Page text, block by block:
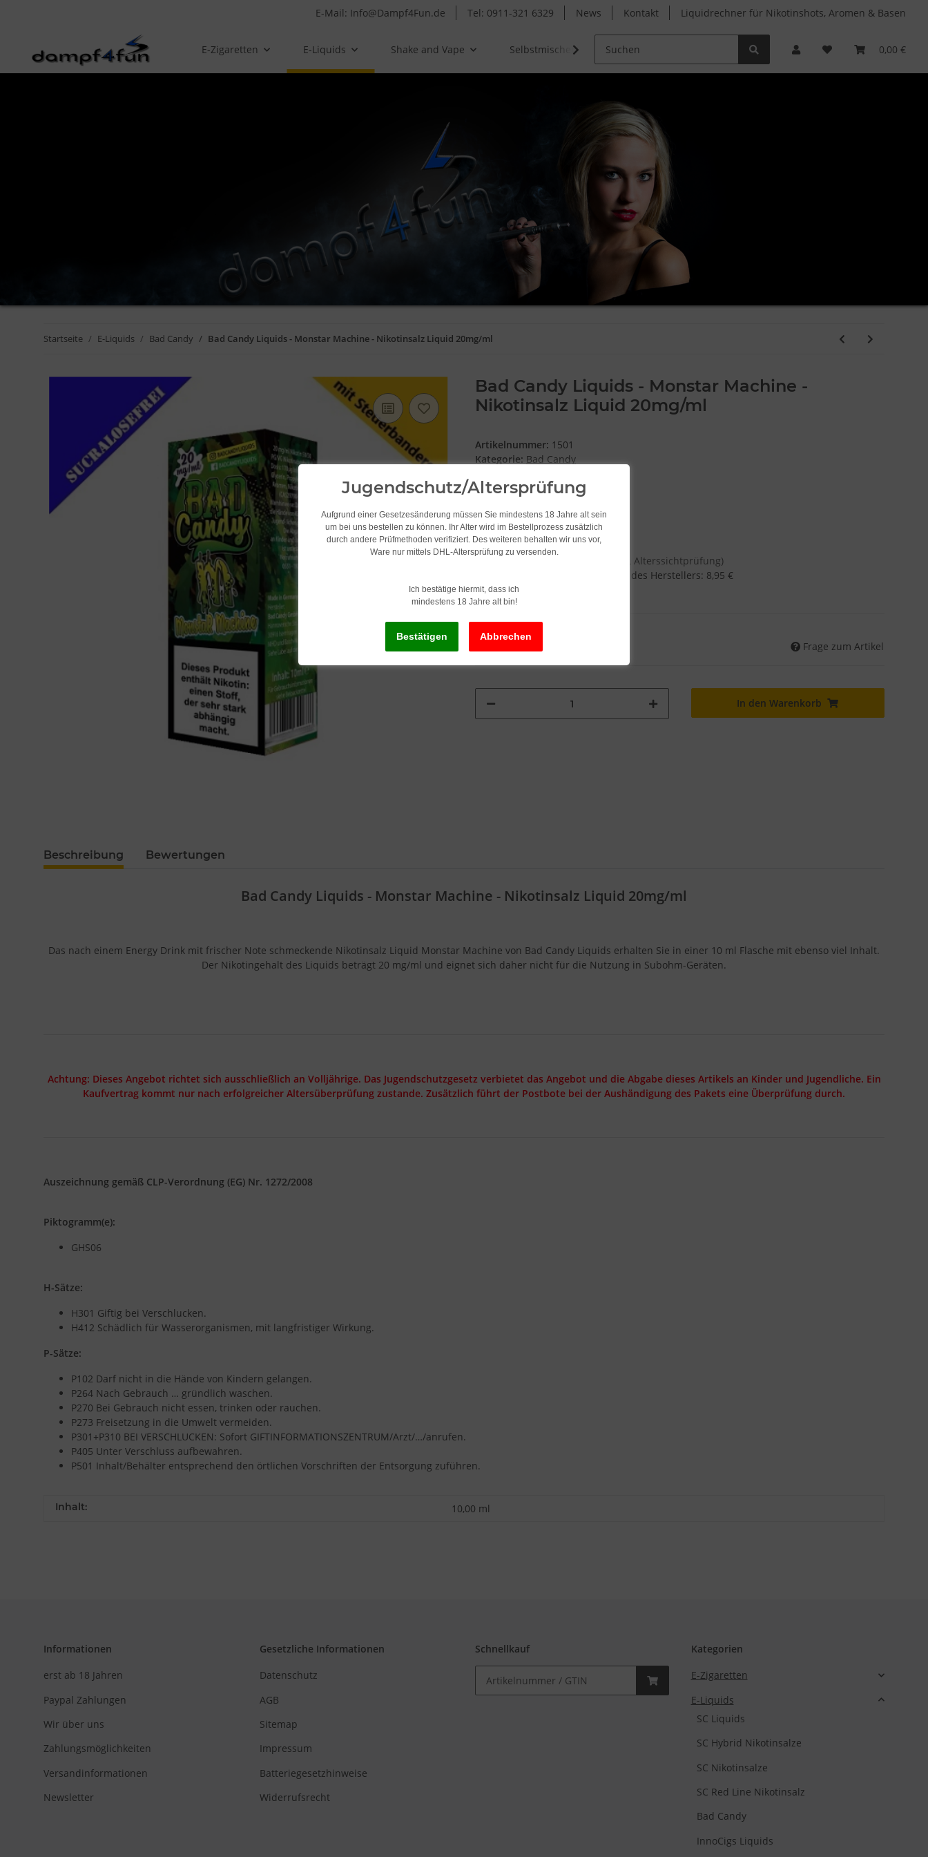
E-Mail: Info@Dampf4Fun.de Tel: 0911-321 6329 News Kontakt Liquidrechner für Nikotinshots, Aromen & Basen
0,00 €
E-Zigaretten E-Liquids Shake and Vape Selbstmischer Clearomizer Verdampferköpfe Zubehör
Startseite E-Liquids Bad Candy Bad Candy Liquids - Monstar Machine - Nikotinsalz Liquid 20mg/ml
Bad Candy Liquids - Monstar Machine -
Nikotinsalz Liquid 20mg/ml
Artikelnummer: 1501
Kategorie: Bad Candy
8,48 €
84,85 € pro 100 ml
inkl. 19% USt. , zzgl.
(DHL Alterssichtprüfung)
Unverbindliche Preisempfehlung des Herstellers: 8,95 €
(Sie sparen
Sofort verfügbar
4 - 5 Werktage Frage zum Artikel
In den Warenkorb
Beschreibung Bewertungen
Bad Candy Liquids - Monstar Machine - Nikotinsalz Liquid 20mg/ml
Das nach einem Energy Drink mit frischer Note schmeckende Nikotinsalz Liquid Monstar Machine von Bad Candy Liquids erhalten Sie in einer 10 ml Flasche mit ebenso viel Inhalt.
Der Nikotingehalt des Liquids beträgt 20 mg/ml und eignet sich daher nicht für die Nutzung in Subohm-Geräten.
Achtung: Dieses Angebot richtet sich ausschließlich an Volljährige. Das Jugendschutzgesetz verbietet das Angebot und die Abgabe dieses Artikels an Kinder und Jugendliche. Ein
Kaufvertrag kommt nur nach erfolgreicher Altersüberprüfung zustande. Zusätzlich führt der Postbote bei der Aushändigung des Pakets eine Überprüfung durch.
Auszeichnung gemäß CLP-Verordnung (EG) Nr. 1272/2008
Piktogramm(e):
GHS06
H-Sätze:
H301 Giftig bei Verschlucken.
H412 Schädlich für Wasserorganismen, mit langfristiger Wirkung.
P-Sätze:
P102 Darf nicht in die Hände von Kindern gelangen.
P264 Nach Gebrauch … gründlich waschen.
P270 Bei Gebrauch nicht essen, trinken oder rauchen.
P273 Freisetzung in die Umwelt vermeiden.
P301+P310 BEI VERSCHLUCKEN: Sofort GIFTINFORMATIONSZENTRUM/Arzt/…/anrufen.
P405 Unter Verschluss aufbewahren.
P501 Inhalt/Behälter entsprechend den örtlichen Vorschriften der Entsorgung zuführen.
Inhalt: 10,00 ml
Informationen
erst ab 18 Jahren
Paypal Zahlungen
Wir über uns
Zahlungsmöglichkeiten
Versandinformationen
Newsletter
Gesetzliche Informationen
Datenschutz
AGB
Sitemap
Impressum
Batteriegesetzhinweise
Widerrufsrecht
Schnellkauf Kategorien
E-Zigaretten
E-Liquids
SC Liquids
SC Hybrid Nikotinsalze
SC Nikotinsalze
SC Red Line Nikotinsalz
Bad Candy
InnoCigs Liquids
Jugendschutz/Altersprüfung
Aufgrund einer Gesetzesänderung müssen Sie mindestens 18 Jahre alt sein
um bei uns bestellen zu können. Ihr Alter wird im Bestellprozess zusätzlich
durch andere Prüfmethoden verifiziert. Des weiteren behalten wir uns vor,
Ware nur mittels DHL-Altersprüfung zu versenden.
Ich bestätige hiermit, dass ich
mindestens 18 Jahre alt bin!